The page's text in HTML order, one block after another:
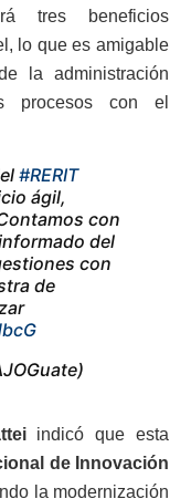
tres beneficios
lo que es amigable
la administración
procesos con el
#RERIT
ágil,
con
del
con
de
indicó que esta
de Innovación
la modernización